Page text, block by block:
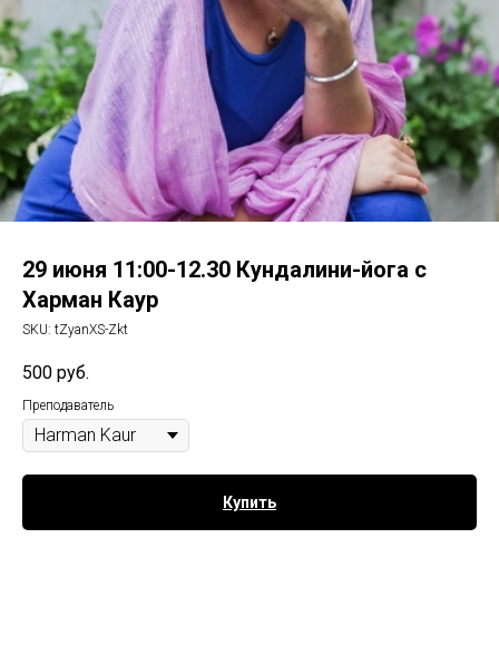
29 июня 11:00-12.30 Кундалини-йога с
Харман Каур
SKU: tZyanXS-Zkt
500 руб.
Преподаватель
Купить